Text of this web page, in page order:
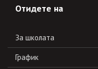
Отидете на
За школата
График